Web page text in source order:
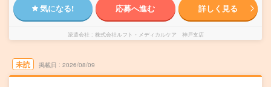
気になる! 応募へ進む 詳しく見る
派遣会社 株式会社ルフト・メディカルケア 神戸支店
未読 掲載日 2026/08/09